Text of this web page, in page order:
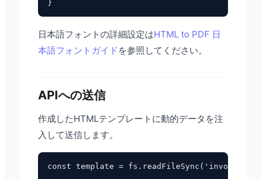
日本語フォントの詳細設定はHTML to PDF 日
本語フォントガイド を参照してください。
APIへの送信
作成したHTMLテンプレートに動的データを注
入して送信します。
const template = fs.readFileSync('invoice-